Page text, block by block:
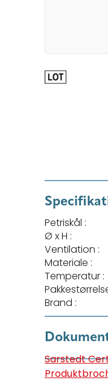
Petriskål :
Ø x H :
Ventilation :
Materiale :
Temperatur :
Brand :
Sarstedt